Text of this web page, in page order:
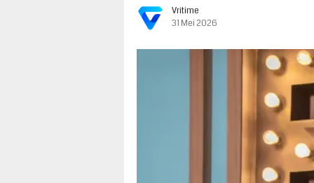
Vritime
31 Mei 2026